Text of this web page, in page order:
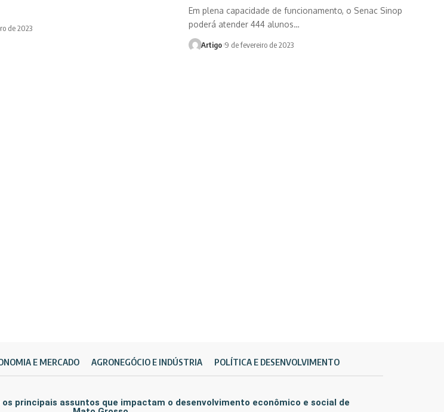
de 2023
Em plena capacidade de funcionamento, o Senac Sinop
poderá atender 444 alunos…
Artigo 9 de fevereiro de 2023
E MERCADO AGRONEGÓCIO E INDÚSTRIA POLÍTICA E DESENVOLVIMENTO
principais assuntos que impactam o desenvolvimento econômico e social de